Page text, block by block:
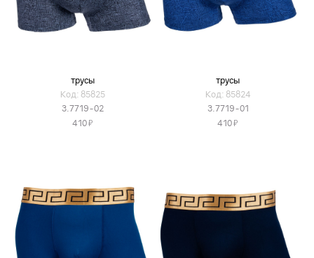
трусы
Код: 85825
3.7719-02
410Я
трусы
Код: 85824
3.7719-01
410Я